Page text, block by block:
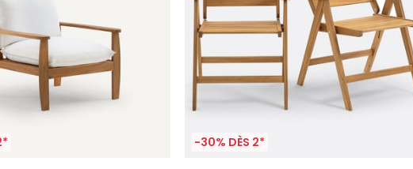
-30% DÈS 2*